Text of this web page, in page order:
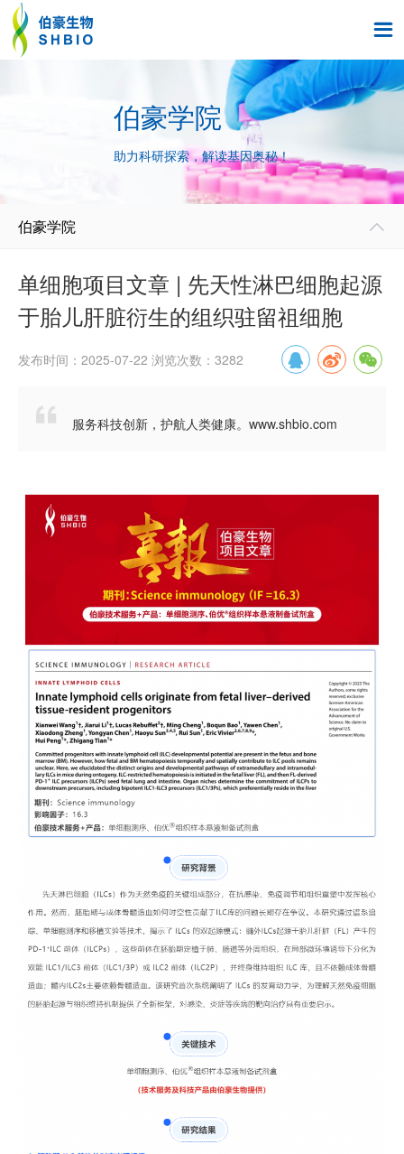

伯豪学院
助力科研探索，解读基因奥秘！
伯豪学院 
单细胞项目文章 | 先天性淋巴细胞起源
于胎儿肝脏衍生的组织驻留祖细胞
发布时间：2025-07-22 浏览次数：3282
 服务科技创新，护航人类健康。www.shbio.com